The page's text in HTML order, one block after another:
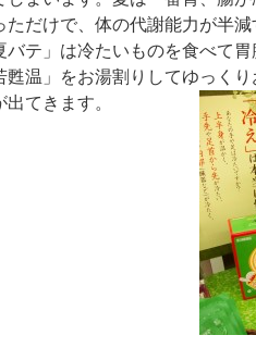
ただけで、体の代謝能力が半
バテ」は冷たいものを食べて
甦温」をお湯割りしてゆっく
出てきます。